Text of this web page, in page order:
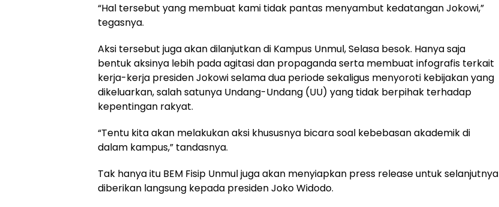
“Hal tersebut yang membuat kami tidak pantas menyambut kedatangan Jokowi,”
tegasnya.
Aksi tersebut juga akan dilanjutkan di Kampus Unmul, Selasa besok. Hanya saja
bentuk aksinya lebih pada agitasi dan propaganda serta membuat infografis terkait
kerja-kerja presiden Jokowi selama dua periode sekaligus menyoroti kebijakan yang
dikeluarkan, salah satunya Undang-Undang (UU) yang tidak berpihak terhadap
kepentingan rakyat.
“Tentu kita akan melakukan aksi khususnya bicara soal kebebasan akademik di
dalam kampus,” tandasnya.
Tak hanya itu BEM Fisip Unmul juga akan menyiapkan press release untuk selanjutnya
diberikan langsung kepada presiden Joko Widodo.